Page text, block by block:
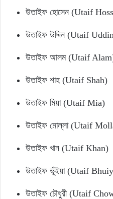
উতাইফ হোসেন (Utaif
উতাইফ উদ্দিন (Utaif
উতাইফ আলম (Utaif
উতাইফ শাহ (Utaif Shah)
উতাইফ মিয়া (Utaif Mia)
উতাইফ মোল্লা (Utaif
উতাইফ খান (Utaif Khan)
উতাইফ ভূঁইয়া (Utaif
উতাইফ চৌধুরী (Utaif